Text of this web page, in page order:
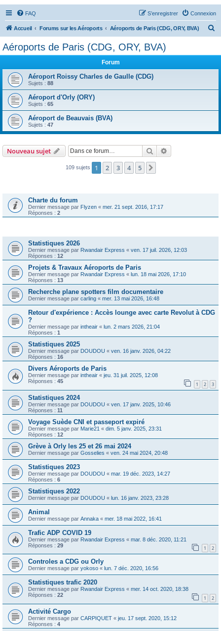
FAQ Connexion
S’enregistrer
Accueil Forums sur les Aéroports Aéroports de Paris (CDG, ORY, BVA)
h
r
Aéroports de Paris (CDG, ORY, BVA)
Forum
Aéroport Roissy Charles de Gaulle (CDG)
Sujets : 88
Aéroport d'Orly (ORY)
Sujets : 65
Aéroport de Beauvais (BVA)
Sujets : 47
Nouveau sujet Rechercher
109 sujets 1 2 3 4 5
Charte du forum
Dernier message par Flyzen « mer. 21 sept. 2016, 17:17
Réponses : 2
Statistiques 2026
Dernier message par Rwandair Express « ven. 17 juil. 2026, 12:03
Réponses : 12
Projets & Travaux Aéroports de Paris
Dernier message par Rwandair Express « lun. 18 mai 2026, 17:10
Réponses : 13
Recherche plane spotters film documentaire
Dernier message par carling « mer. 13 mai 2026, 16:48
Retour d'expérience : Accès lounge avec carte Revolut à CDG
?
Dernier message par intheair « lun. 2 mars 2026, 21:04
Réponses : 1
Statistiques 2025
Dernier message par DOUDOU « ven. 16 janv. 2026, 04:22
Réponses : 16
Divers Aéroports de Paris
Dernier message par intheair « jeu. 31 juil. 2025, 12:08
Réponses : 45 1 2 3
Statistiques 2024
Dernier message par DOUDOU « ven. 17 janv. 2025, 10:46
Réponses : 11
Voyage Suède CNI et passeport expiré
Dernier message par Marie21 « dim. 5 janv. 2025, 23:31
Réponses : 12
Grève à Orly les 25 et 26 mai 2024
Dernier message par Gosselies « ven. 24 mai 2024, 20:48
Statistiques 2023
Dernier message par DOUDOU « mar. 19 déc. 2023, 14:27
Réponses : 6
Statistiques 2022
Dernier message par DOUDOU « lun. 16 janv. 2023, 23:28
Animal
Dernier message par Annaka « mer. 18 mai 2022, 16:41
Trafic ADP COVID 19
Dernier message par Rwandair Express « mar. 8 déc. 2020, 11:21
Réponses : 29 1 2
Controles a CDG ou Orly
Dernier message par yokoso « lun. 7 déc. 2020, 16:56
Statistiques trafic 2020
Dernier message par Rwandair Express « mer. 14 oct. 2020, 18:38
Réponses : 22 1 2
Activité Cargo
Dernier message par CARPIQUET « jeu. 17 sept. 2020, 15:12
Réponses : 4